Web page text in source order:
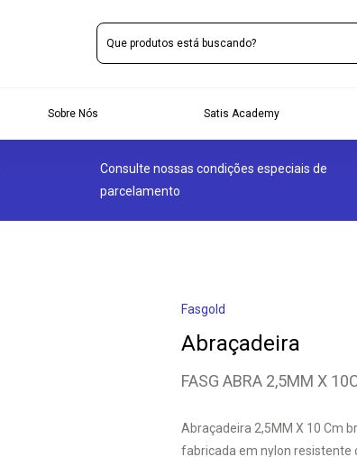
Sobre Nós Satis Academy
Consulte nossas condições especiais de
parcelamento
Fasgold
Abraçadeira
FASG ABRA 2,5MM X
Abraçadeira 2,5MM X 10 Cm
fabricada em nylon resistente